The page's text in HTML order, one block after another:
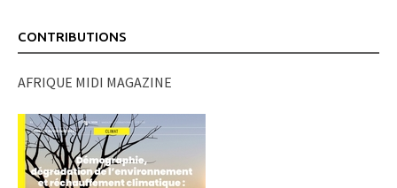
CONTRIBUTIONS
AFRIQUE MIDI MAGAZINE